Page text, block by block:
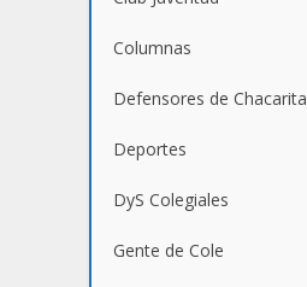
Columnas
Defensores de Chacarita
Deportes
DyS Colegiales
Gente de Cole